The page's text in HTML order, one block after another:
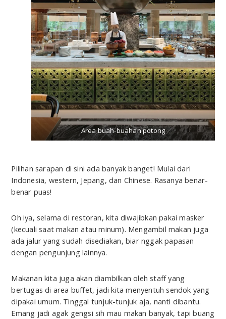
Area buah-buahan potong
Pilihan sarapan di sini ada banyak banget! Mulai dari
Indonesia, western, Jepang, dan Chinese. Rasanya benar-
benar puas!
Oh iya, selama di restoran, kita diwajibkan pakai masker
(kecuali saat makan atau minum). Mengambil makan juga
ada jalur yang sudah disediakan, biar nggak papasan
dengan pengunjung lainnya.
Makanan kita juga akan diambilkan oleh staff yang
bertugas di area buffet, jadi kita menyentuh sendok yang
dipakai umum. Tinggal tunjuk-tunjuk aja, nanti dibantu.
Emang jadi agak gengsi sih mau makan banyak, tapi buang